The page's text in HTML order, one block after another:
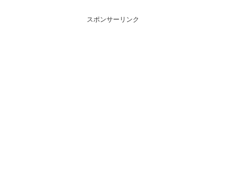
スポンサーリンク